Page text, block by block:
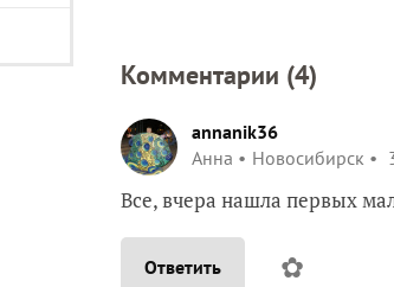
Комментарии (4)
annanik36
Анна
Новосибирск
Все, вчера нашла первых
Ответить ✿